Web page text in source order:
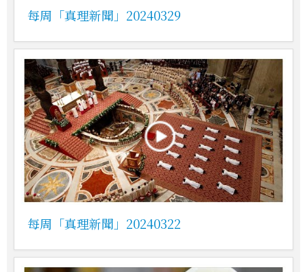
每周「真理新聞」20240329
每周「真理新聞」20240322